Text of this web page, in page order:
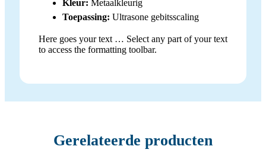
Kleur: Metaalkleurig
Toepassing: Ultrasone gebitsscaling
Here goes your text … Select any part of your text
to access the formatting toolbar.
Gerelateerde producten